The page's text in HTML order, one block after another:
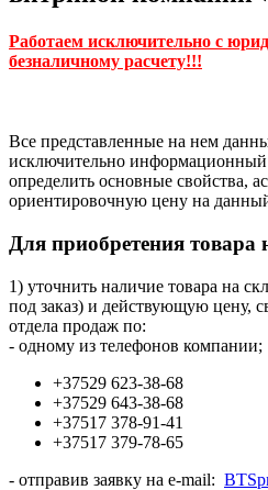
Работаем исключительно с
безналичному расчету!!!
Все представленные на нем
исключительно
определить основные свойства,
ориентировочную цену на
Для приобретения товара
1) уточнить наличие товара на
под заказ) и действующую цену,
отдела продаж по:
- одному из телефонов компании;
+37529 623-38-68
+37529 643-38-68
+37517 378-91-41
+37517 379-78-65
- отправив заявку на e-mail: